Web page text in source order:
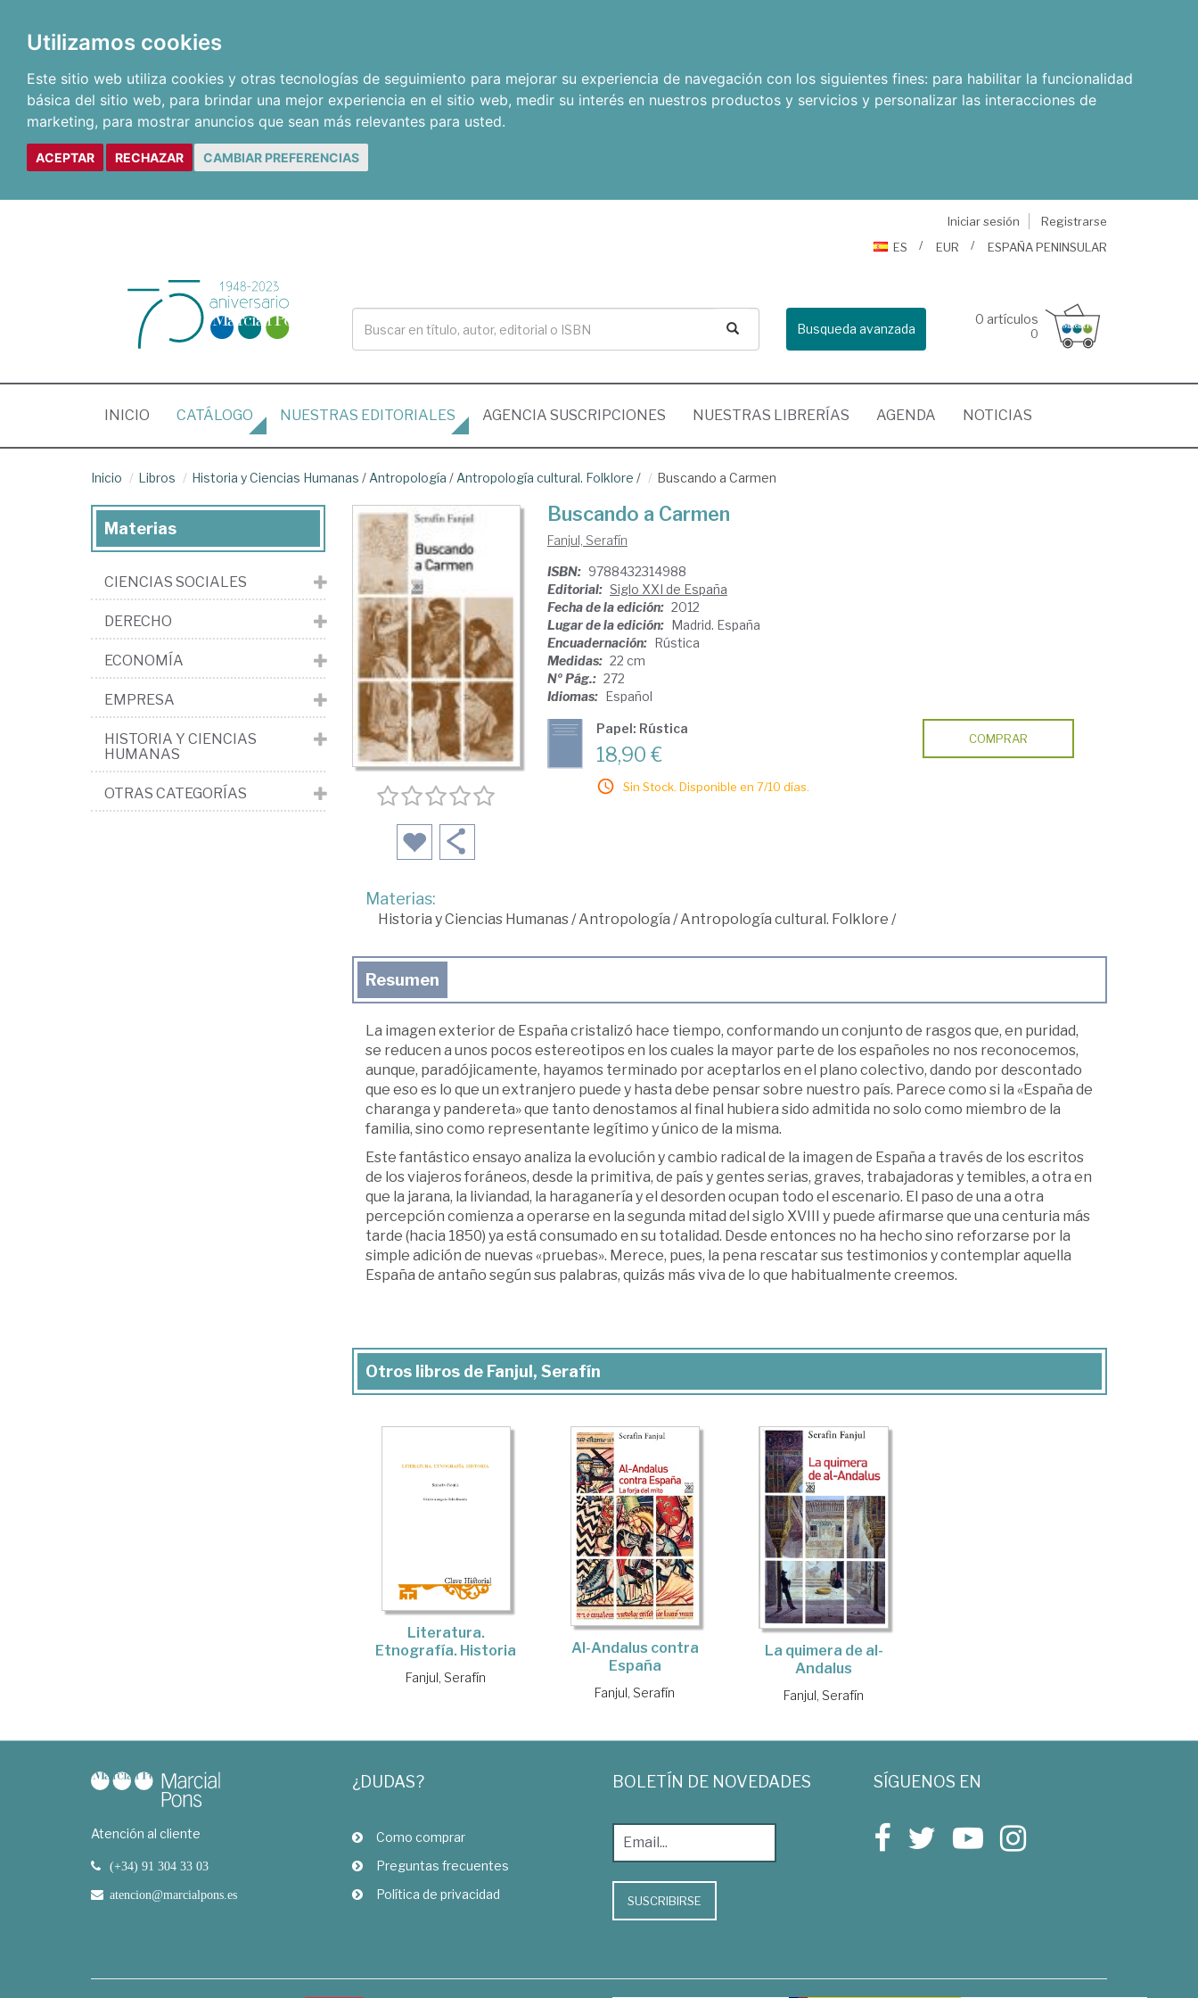
Utilizamos cookies
Este sitio web utiliza cookies y otras tecnologías de seguimiento para mejorar su experiencia de navegación con los siguientes fines: para habilitar la funcionalidad
básica del sitio web, para brindar una mejor experiencia en el sitio web, medir su interés en nuestros productos y servicios y personalizar las interacciones de
marketing, para mostrar anuncios que sean más relevantes para usted.
ACEPTAR RECHAZAR CAMBIAR PREFERENCIAS
Iniciar sesión
Registrarse
ES
EUR ESPAÑA PENINSULAR
Busqueda avanzada
0 artículos
0
INICIO (CURRENT)
CATÁLOGO NUESTRAS EDITORIALES AGENCIA SUSCRIPCIONES NUESTRAS LIBRERÍAS AGENDA NOTICIAS
Inicio Libros Historia y Ciencias Humanas / Antropología / Antropología cultural. Folklore / Buscando a Carmen
Buscando a Carmen
Fanjul, Serafín
ISBN: 9788432314988
Editorial: Siglo XXI de España
Fecha de la edición: 2012
Lugar de la edición: Madrid. España
Encuadernación: Rústica
Medidas: 22 cm
Nº Pág.: 272
Idiomas: Español
Papel: Rústica
18,90 €
Sin Stock. Disponible en 7/10 días.
COMPRAR
Materias:
Historia y Ciencias Humanas/Antropología /Antropología cultural. Folklore /
Resumen
La imagen exterior de España cristalizó hace tiempo, conformando un conjunto de rasgos que, en puridad,
se reducen a unos pocos estereotipos en los cuales la mayor parte de los españoles no nos reconocemos,
aunque, paradójicamente, hayamos terminado por aceptarlos en el plano colectivo, dando por descontado
que eso es lo que un extranjero puede y hasta debe pensar sobre nuestro país. Parece como si la «España de
charanga y pandereta» que tanto denostamos al final hubiera sido admitida no solo como miembro de la
familia, sino como representante legítimo y único de la misma.
Este fantástico ensayo analiza la evolución y cambio radical de la imagen de España a través de los escritos
de los viajeros foráneos, desde la primitiva, de país y gentes serias, graves, trabajadoras y temibles, a otra en
que la jarana, la liviandad, la haraganería y el desorden ocupan todo el escenario. El paso de una a otra
percepción comienza a operarse en la segunda mitad del siglo XVIII y puede afirmarse que una centuria más
tarde (hacia 1850) ya está consumado en su totalidad. Desde entonces no ha hecho sino reforzarse por la
simple adición de nuevas «pruebas». Merece, pues, la pena rescatar sus testimonios y contemplar aquella
España de antaño según sus palabras, quizás más viva de lo que habitualmente creemos.
Otros libros de Fanjul, Serafín
Literatura.
Etnografía. Historia
Fanjul, Serafín
Al-Andalus contra
España
Fanjul, Serafín
La quimera de al-
Andalus
Fanjul, Serafín
Materias
CIENCIAS SOCIALES
DERECHO
ECONOMÍA
EMPRESA
HISTORIA Y CIENCIAS
HUMANAS
OTRAS CATEGORÍAS
Atención al cliente
(+34) 91 304 33 03
atencion@marcialpons.es
¿DUDAS?
Como comprar
Preguntas frecuentes
Política de privacidad
BOLETÍN DE NOVEDADES
SUSCRIBIRSE
SÍGUENOS EN